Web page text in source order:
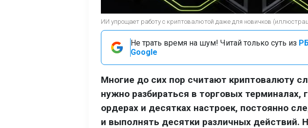
ИИ упрощает работу с криптовалютой даже для новичков
Не трать время на шум! Читай только суть из
Google
Многие до сих пор считают криптовалюту
нужно разбираться в торговых терминалах,
ордерах и десятках настроек, постоянно
и выполнять десятки различных действий.